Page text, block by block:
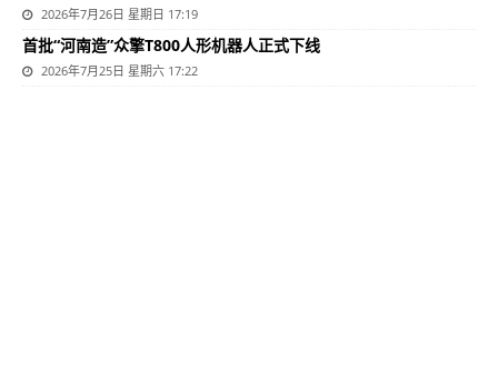
2026年7月26日 星期日 17:19
首批“河南造”众擎T800人形机器人正式下线
2026年7月25日 星期六 17:22